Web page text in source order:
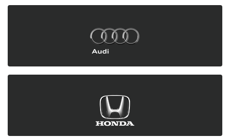
Saiba mais
Saiba mais